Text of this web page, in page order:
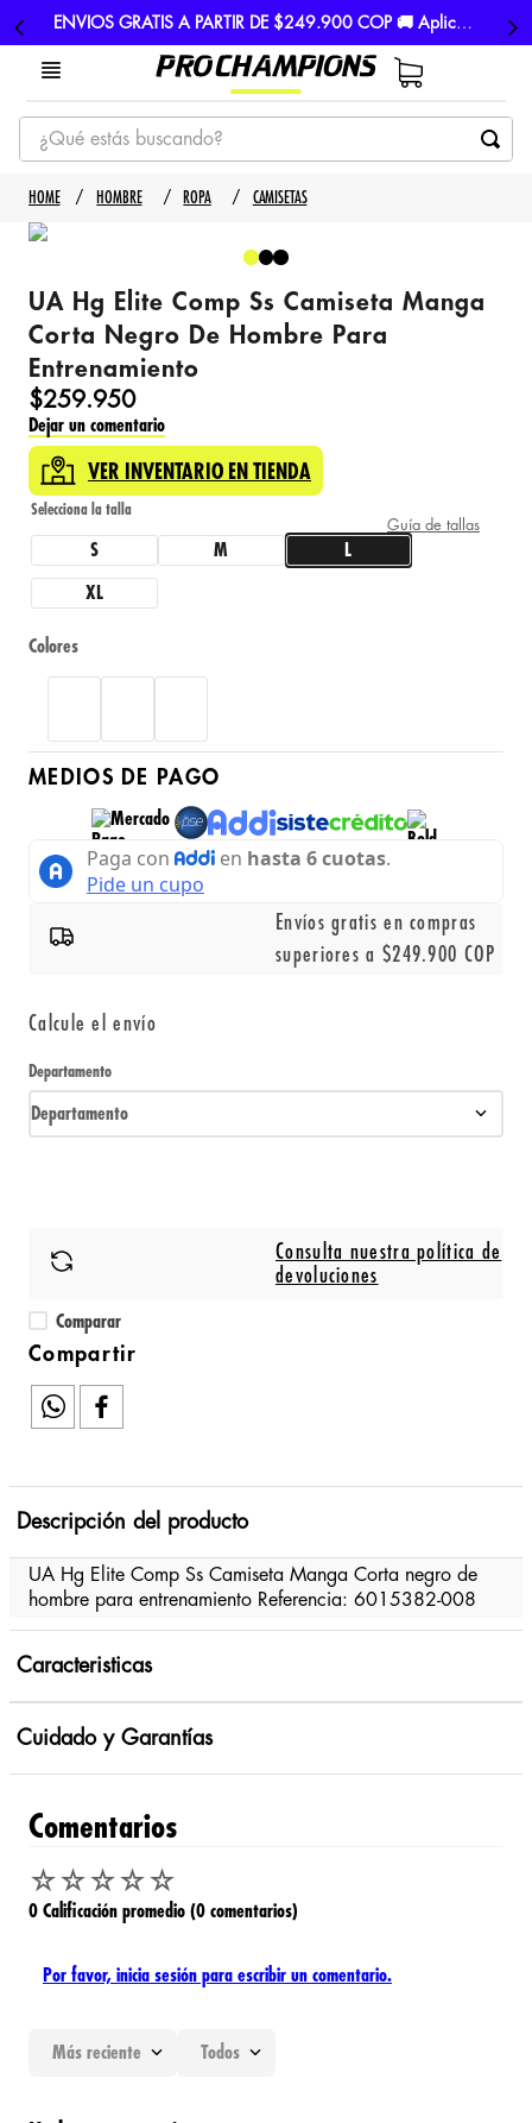
ENVIOS GRATIS A PARTIR DE $249.900 COP 🚚 Aplican TyC
¿Qué estás buscando?
TÉRMINOS MÁS BUSCADOS
1
3. nike
4. guayos
5. gorras
HOMBRE ROPA CAMISETAS
UA Hg Elite Comp Ss Camiseta Manga
Corta Negro De Hombre Para
Entrenamiento
$259.950
Dejar un comentario
VER INVENTARIO EN TIENDA
Guía de tallas
S M L
XL
Colores
MEDIOS DE PAGO
Envíos gratis en compras
superiores a $249.900 COP
Calcule el envío
Departamento
Departamento
Consulta nuestra política de
devoluciones
Comparar
Descripción del producto
UA Hg Elite Comp Ss Camiseta Manga Corta negro de
hombre para entrenamiento Referencia: 6015382-008
Caracteristicas
Cuidado y Garantías
Comentarios
☆☆☆☆☆
0 Calificación promedio (0 comentarios)
Por favor, inicia sesión para escribir un comentario.
Más reciente Todos